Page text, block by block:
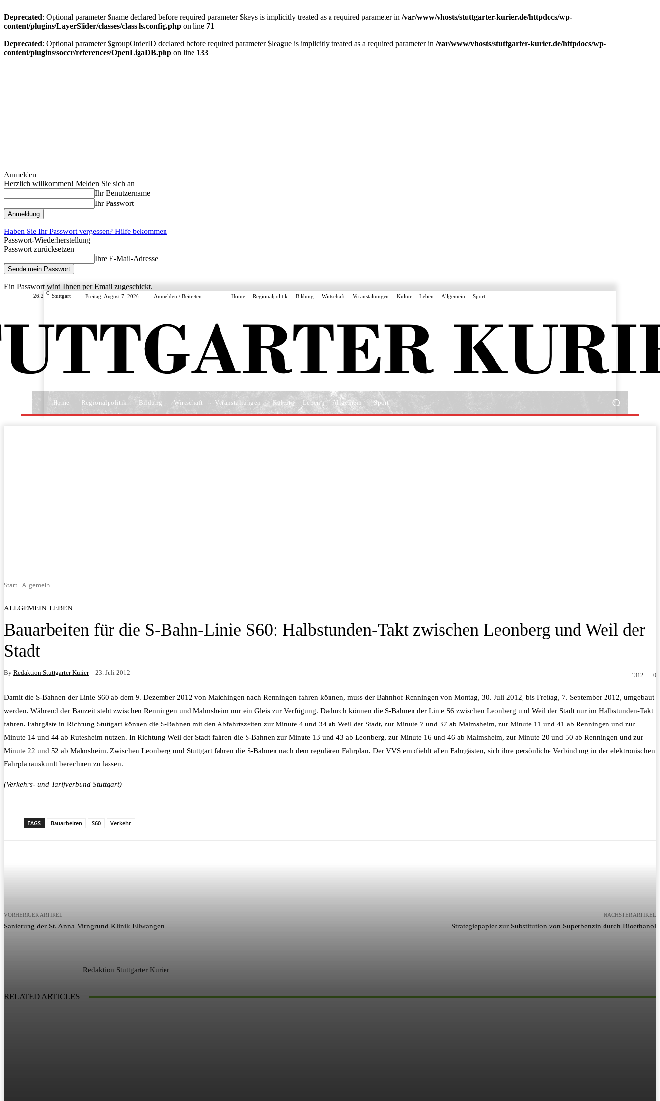
Deprecated: Optional parameter $name declared before required parameter $keys is implicitly treated as a required parameter in /var/www/vhosts/stuttgarter-kurier.de/httpdocs/wp-
content/plugins/LayerSlider/classes/class.ls.config.php on line 71
Deprecated: Optional parameter $groupOrderID declared before required parameter $league is implicitly treated as a required parameter in /var/www/vhosts/stuttgarter-kurier.de/httpdocs/wp-
content/plugins/soccr/references/OpenLigaDB.php on line 133
Anmelden
Herzlich willkommen! Melden Sie sich an
Ihr Benutzername
Ihr Passwort
Haben Sie Ihr Passwort vergessen? Hilfe bekommen
Passwort-Wiederherstellung
Passwort zurücksetzen
Ihre E-Mail-Adresse
Ein Passwort wird Ihnen per Email zugeschickt.
26.2 C Stuttgart Freitag, August 7, 2026 Anmelden / Beitreten Home Regionalpolitik Bildung Wirtschaft Veranstaltungen Kultur Leben Allgemein Sport
Home Regionalpolitik Bildung Wirtschaft Veranstaltungen Kultur Leben Allgemein Sport
Start Allgemein
ALLGEMEIN LEBEN
Bauarbeiten für die S-Bahn-Linie S60: Halbstunden-Takt zwischen Leonberg und Weil der
Stadt
By Redaktion Stuttgarter Kurier 23. Juli 2012 0
1312
Damit die S-Bahnen der Linie S60 ab dem 9. Dezember 2012 von Maichingen nach Renningen fahren können, muss der Bahnhof Renningen von Montag, 30. Juli 2012, bis Freitag, 7. September 2012, umgebaut
werden. Während der Bauzeit steht zwischen Renningen und Malmsheim nur ein Gleis zur Verfügung. Dadurch können die S-Bahnen der Linie S6 zwischen Leonberg und Weil der Stadt nur im Halbstunden-Takt
fahren. Fahrgäste in Richtung Stuttgart können die S-Bahnen mit den Abfahrtszeiten zur Minute 4 und 34 ab Weil der Stadt, zur Minute 7 und 37 ab Malmsheim, zur Minute 11 und 41 ab Renningen und zur
Minute 14 und 44 ab Rutesheim nutzen. In Richtung Weil der Stadt fahren die S-Bahnen zur Minute 13 und 43 ab Leonberg, zur Minute 16 und 46 ab Malmsheim, zur Minute 20 und 50 ab Renningen und zur
Minute 22 und 52 ab Malmsheim. Zwischen Leonberg und Stuttgart fahren die S-Bahnen nach dem regulären Fahrplan. Der VVS empfiehlt allen Fahrgästen, sich ihre persönliche Verbindung in der elektronischen
Fahrplanauskunft berechnen zu lassen.
(Verkehrs- und Tarifverbund Stuttgart)
TAGS Bauarbeiten S60 Verkehr
VORHERIGER ARTIKEL
Sanierung der St. Anna-Virngrund-Klinik Ellwangen
NÄCHSTER ARTIKEL
Strategiepapier zur Substitution von Superbenzin durch Bioethanol
Redaktion Stuttgarter Kurier
RELATED ARTICLES